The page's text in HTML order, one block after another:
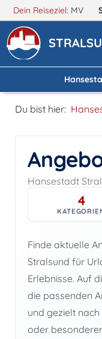
Dein Reiseziel: MV
Du bist hier:
Hansestadt
4
Finde aktuelle
Stralsund für
Erlebnisse. Auf
die passenden
und gezielt
oder